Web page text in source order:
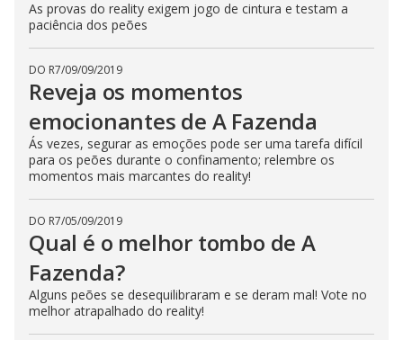
As provas do reality exigem jogo de cintura e testam a
paciência dos peões
DO R7/09/09/2019
Reveja os momentos
emocionantes de A Fazenda
Ás vezes, segurar as emoções pode ser uma tarefa difícil
para os peões durante o confinamento; relembre os
momentos mais marcantes do reality!
DO R7/05/09/2019
Qual é o melhor tombo de A
Fazenda?
Alguns peões se desequilibraram e se deram mal! Vote no
melhor atrapalhado do reality!